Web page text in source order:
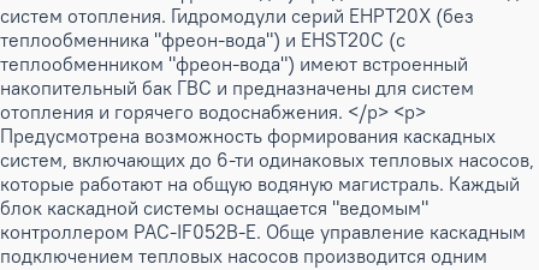
систем отопления. Гидромодули серий EHPT20X (без
теплообменника "фреон-вода") и EHST20C (c
теплообменником "фреон-вода") имеют встроенный
накопительный бак ГВС и предназначены для систем
отопления и горячего водоснабжения. </p> <p>
Предусмотрена возможность формирования каскадных
систем, включающих до 6-ти одинаковых тепловых насосов,
которые работают на общую водяную магистраль. Каждый
блок каскадной системы оснащается "ведомым"
контроллером PAC-IF052B-E. Обще управление каскадным
подключением тепловых насосов производится одним